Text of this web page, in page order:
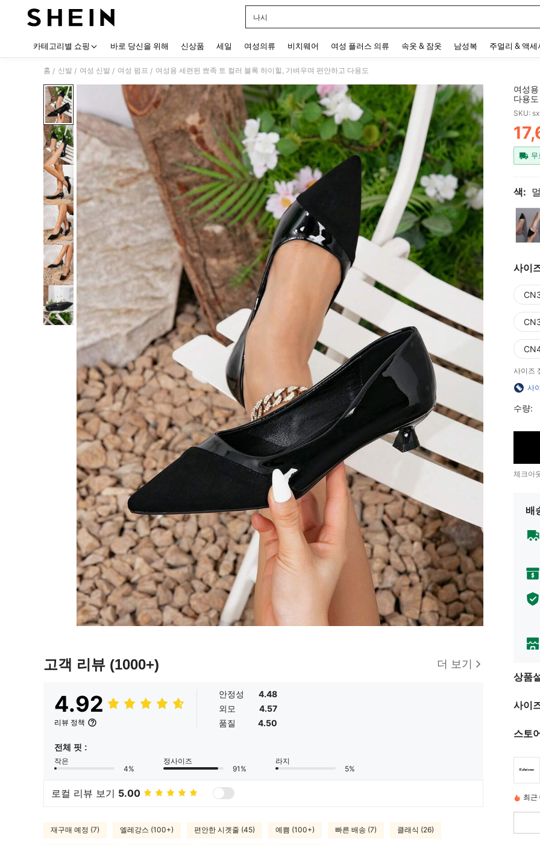
나시
카테고리별 쇼핑 바로 당신을 위해 신상품 세일 여성의류 비치웨어 여성 플러스 의류 속옷 & 잠옷 남성복 주얼리 & 액세
홈 / 신발 / 여성 신발 / 여성 펌프 / 여성용 세련된 뾰족 토 컬러 블록 하이힐, 가벼우며 편안하고 다용도
고객 리뷰 (1000+) 더 보기
4.92
리뷰 정책
안정성
4.48
외모
4.57
품질
4.50
전체 핏 :
작은
4%
정사이즈
91%
라지
5%
로컬 리뷰 보기 5.00
재구매 예정 (7) 엘레강스 (100+) 편안한 시곗줄 (45) 예쁨 (100+) 빠른 배송 (7) 클래식 (26)
여성
다용도
SKU:
무
색:
사이
사이즈
사
수량:
체크아
배
상품
사이
스토
최근